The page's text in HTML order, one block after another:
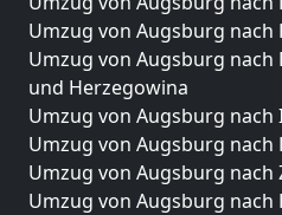
Umzug von Augsburg nach
Umzug von Augsburg nach
und Herzegowina
Umzug von Augsburg nach
Umzug von Augsburg nach
Umzug von Augsburg nach
Umzug von Augsburg nach